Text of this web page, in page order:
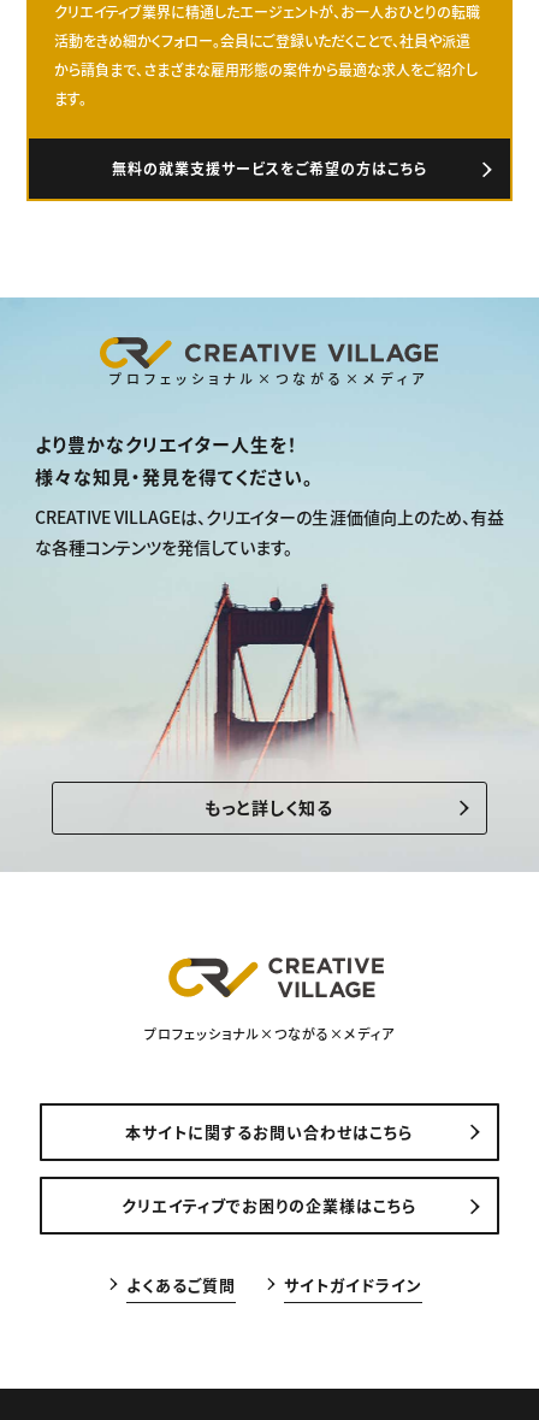
クリエイティブ業界に精通したエージェントが、お一人おひとりの転職
活動をきめ細かくフォロー。会員にご登録いただくことで、社員や派遣
から請負まで、さまざまな雇用形態の案件から最適な求人をご紹介し
ます。
無料の就業支援サービスをご希望の方はこちら
プロフェッショナル×つながる×メディア
より豊かなクリエイター人生を！
様々な知見・発見を得てください。
CREATIVE VILLAGEは、 クリエイターの生涯価値向上のため、有益
な各種コンテンツを発信しています。
もっと詳しく知る
プロフェッショナル×つながる×メディア
本サイトに関するお問い合わせはこちら
クリエイティブでお困りの企業様はこちら
よくあるご質問 サイトガイドライン